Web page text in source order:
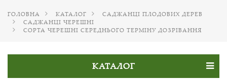
ГОЛОВНА КАТАЛОГ
САДЖАНЦІ ПЛОДОВИХ ДЕРЕВ
САДЖАНЦІ ЧЕРЕШНІ
СОРТА ЧЕРЕШНІ СЕРЕДНЬОГО ТЕРМІНУ ДОЗРІВАННЯ
КАТАЛОГ